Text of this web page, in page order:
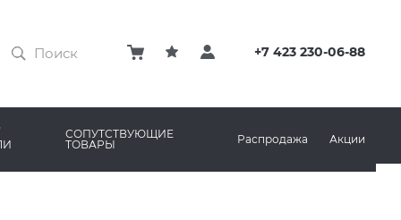
+7 423 230-06-88
MARAZZI
СОПУТСТВУЮЩИЕ
ТОВАРЫ
КЛЕЙ
СИСТЕМА ВЫРАВНИВАНИЯ
Распродажа Акции